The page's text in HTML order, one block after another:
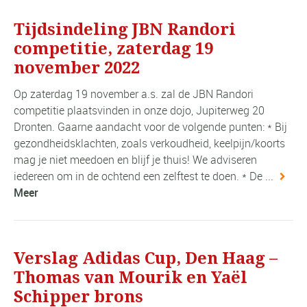
Tijdsindeling JBN Randori
competitie, zaterdag 19
november 2022
Op zaterdag 19 november a.s. zal de JBN Randori
competitie plaatsvinden in onze dojo, Jupiterweg 20
Dronten. Gaarne aandacht voor de volgende punten: * Bij
gezondheidsklachten, zoals verkoudheid, keelpijn/koorts
mag je niet meedoen en blijf je thuis! We adviseren
iedereen om in de ochtend een zelftest te doen. * De ...
Meer
Verslag Adidas Cup, Den Haag –
Thomas van Mourik en Yaël
Schipper brons